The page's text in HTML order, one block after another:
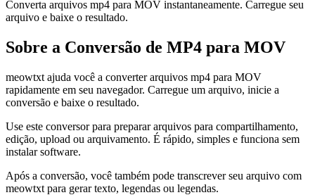
Converta arquivos mp4 para MOV instantaneamente. Carregue seu
arquivo e baixe o resultado.
Sobre a Conversão de MP4 para MOV
meowtxt ajuda você a converter arquivos mp4 para MOV
rapidamente em seu navegador. Carregue um arquivo, inicie a
conversão e baixe o resultado.
Use este conversor para preparar arquivos para compartilhamento,
edição, upload ou arquivamento. É rápido, simples e funciona sem
instalar software.
Após a conversão, você também pode transcrever seu arquivo com
meowtxt para gerar texto, legendas ou legendas.